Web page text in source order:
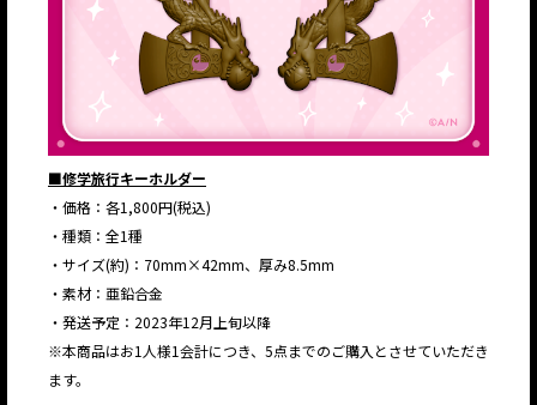
■修学旅行キーホルダー
・価格：各1,800円(税込)
・種類：全1種
・サイズ(約)：70mm×42mm、厚み8.5mm
・素材：亜鉛合金
・発送予定：2023年12月上旬以降
※本商品はお1人様1会計につき、5点までのご購入とさせていただき
ます。